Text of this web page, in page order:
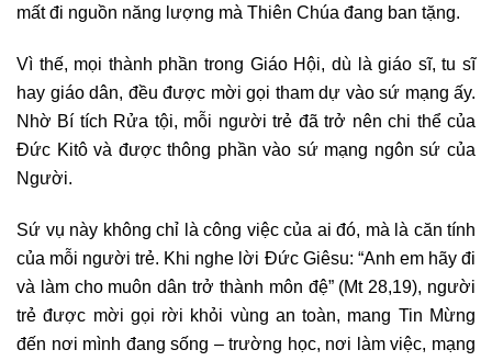
mất đi nguồn năng lượng mà Thiên Chúa đang ban tặng.
Vì thế, mọi thành phần trong Giáo Hội, dù là giáo sĩ, tu sĩ
hay giáo dân, đều được mời gọi tham dự vào sứ mạng ấy.
Nhờ Bí tích Rửa tội, mỗi người trẻ đã trở nên chi thể của
Đức Kitô và được thông phần vào sứ mạng ngôn sứ của
Người.
Sứ vụ này không chỉ là công việc của ai đó, mà là căn tính
của mỗi người trẻ. Khi nghe lời Đức Giêsu: “Anh em hãy đi
và làm cho muôn dân trở thành môn đệ” (Mt 28,19), người
trẻ được mời gọi rời khỏi vùng an toàn, mang Tin Mừng
đến nơi mình đang sống – trường học, nơi làm việc, mạng